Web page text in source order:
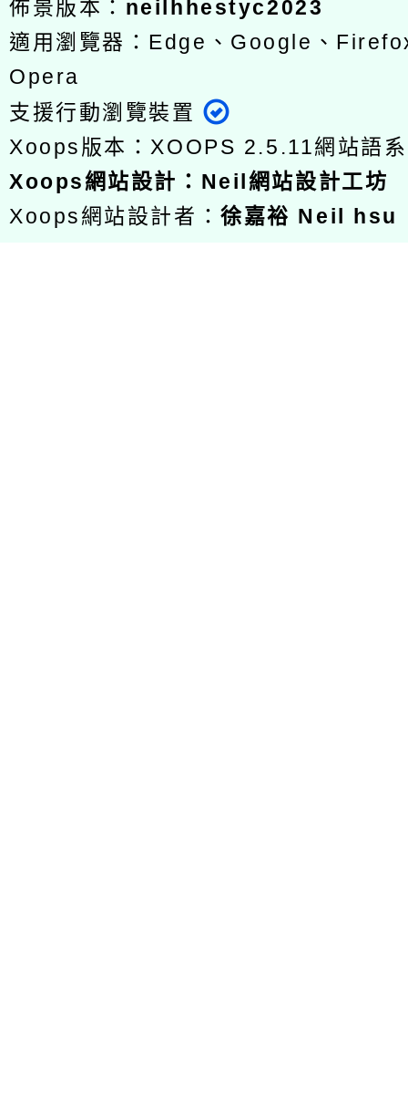
佈景版本： neilhhestyc2023
適用瀏覽器：Edge、Google、
Opera
支援行動瀏覽裝置
Xoops版本： XOOPS 2.5.11網站語
Xoops網站設計 ： Neil網站設計工坊
Xoops網站設計者：徐嘉裕 Neil hsu